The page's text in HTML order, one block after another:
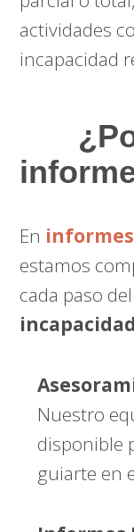
actividades
incapacidad
En
estamos
cada paso
Nuestro
disponible
guiarte en